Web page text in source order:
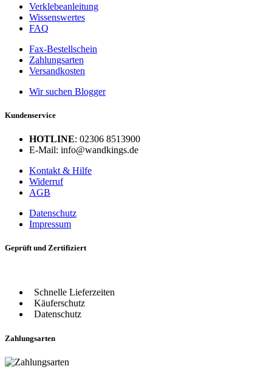
Verklebeanleitung
Wissenswertes
FAQ
Fax-Bestellschein
Zahlungsarten
Versandkosten
Wir suchen Blogger
Kundenservice
HOTLINE: 02306 8513900
E-Mail: info@wandkings.de
Kontakt & Hilfe
Widerruf
AGB
Datenschutz
Impressum
Geprüft und Zertifiziert
Schnelle Lieferzeiten
Käuferschutz
Datenschutz
Zahlungsarten